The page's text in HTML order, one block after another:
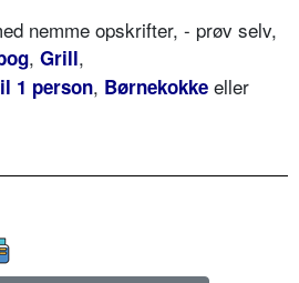
nemme opskrifter, - prøv selv,
, Grill,
1 person, Børnekokke eller